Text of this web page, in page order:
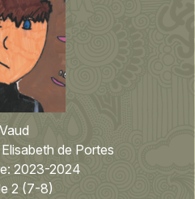
Vaud
de Portes
2023-2024
2 (7-8)